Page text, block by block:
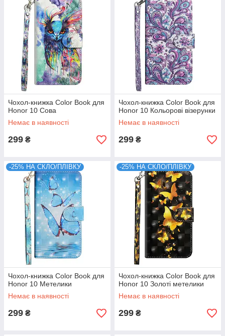
Чохол-книжка Color Book для
Honor 10 Сова
Немає в наявності
299 ₴
Чохол-книжка Color Book для
Honor 10 Кольорові візерунки
Немає в наявності
299 ₴
-25% НА СКЛО/ПЛІВКУ
Чохол-книжка Color Book для
Honor 10 Метелики
Немає в наявності
299 ₴
-25% НА СКЛО/ПЛІВКУ
Чохол-книжка Color Book для
Honor 10 Золоті метелики
Немає в наявності
299 ₴